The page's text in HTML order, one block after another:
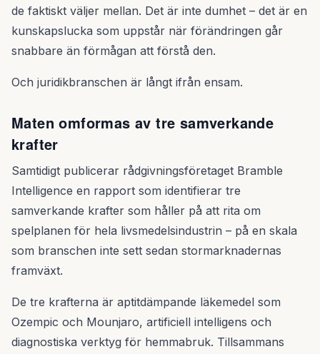
de faktiskt väljer mellan. Det är inte dumhet – det är en
kunskapslucka som uppstår när förändringen går
snabbare än förmågan att förstå den.
Och juridikbranschen är långt ifrån ensam.
Maten omformas av tre samverkande
krafter
Samtidigt publicerar rådgivningsföretaget Bramble
Intelligence en rapport som identifierar tre
samverkande krafter som håller på att rita om
spelplanen för hela livsmedelsindustrin – på en skala
som branschen inte sett sedan stormarknadernas
framväxt.
De tre krafterna är aptitdämpande läkemedel som
Ozempic och Mounjaro, artificiell intelligens och
diagnostiska verktyg för hemmabruk. Tillsammans